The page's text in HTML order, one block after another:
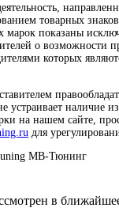
товарных
марок показаны
о возможности
которых
устраивает наличие
на нашем сайте,
для
МВ-Тюнинг
в